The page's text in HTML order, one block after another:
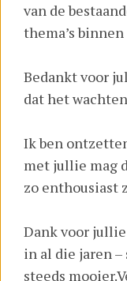
van de
thema’s binnen
Bedankt voor
dat het
Ik ben
met jullie mag
zo enthousiast
Dank voor
in al die jaren
steeds